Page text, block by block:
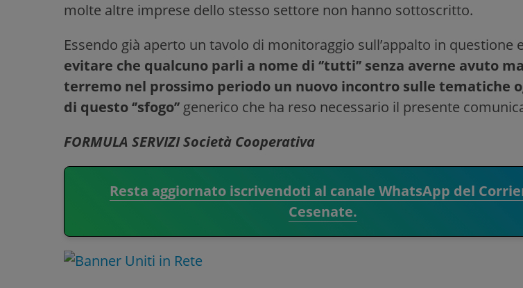
molte altre imprese dello stesso settore non hanno sottoscritto.
Essendo già aperto un tavolo di monitoraggio sull’appalto in questione e
evitare che qualcuno parli a nome di ‘’tutti’’ senza averne avuto
terremo nel prossimo periodo un nuovo incontro sulle tematiche
di questo ‘’sfogo’’ generico che ha reso necessario il presente
FORMULA SERVIZI Società Cooperativa
Resta aggiornato iscrivendoti al canale WhatsApp del
Cesenate.